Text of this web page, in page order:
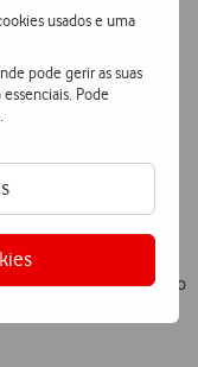
usados e uma
pode gerir as suas
Pode
Rio-Lisboa, vai ser
de base à geração
de smartphones
esta é uma
no
um ambicioso reforço
instalação de um